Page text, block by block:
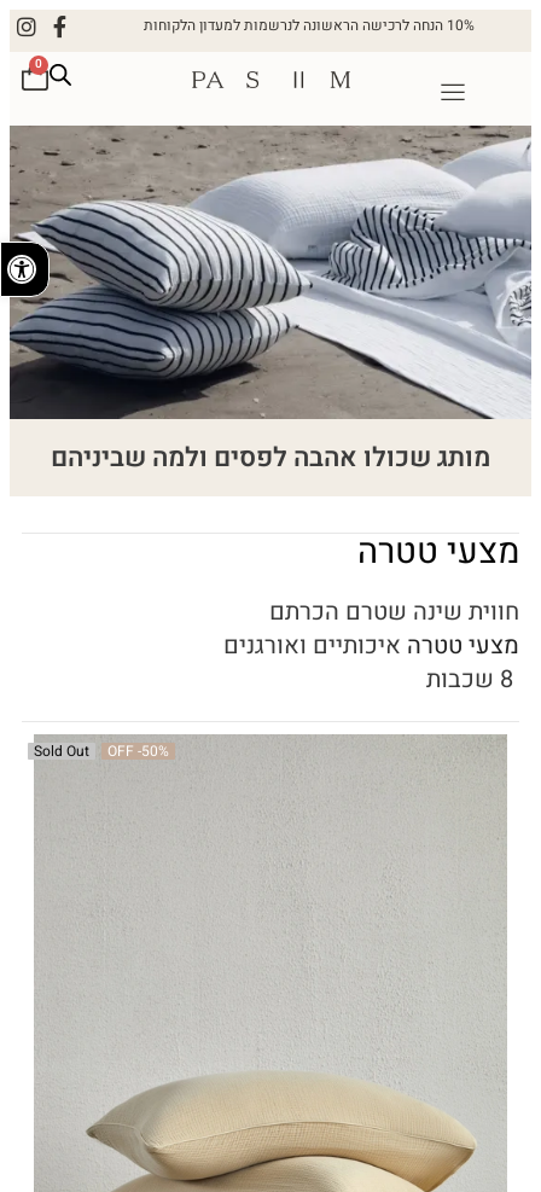
10% הנחה לרכישה הראשונה לנרשמות למעדון הלקוחות
0
מותג שכולו אהבה לפסים ולמה שביניהם
מצעי טטרה
חווית שינה שטרם הכרתם
מצעי טטרה איכותיים ואורגנים
-50%
OFF
Sold Out